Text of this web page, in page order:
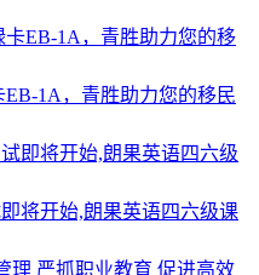
1A，青胜助力您的移民
将开始,朗果英语四六级课
严抓职业教育 促进高效